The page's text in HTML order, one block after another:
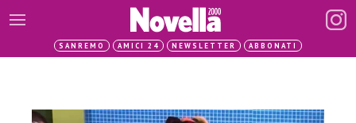
SANREMO AMICI 24 NEWSLETTER ABBONATI